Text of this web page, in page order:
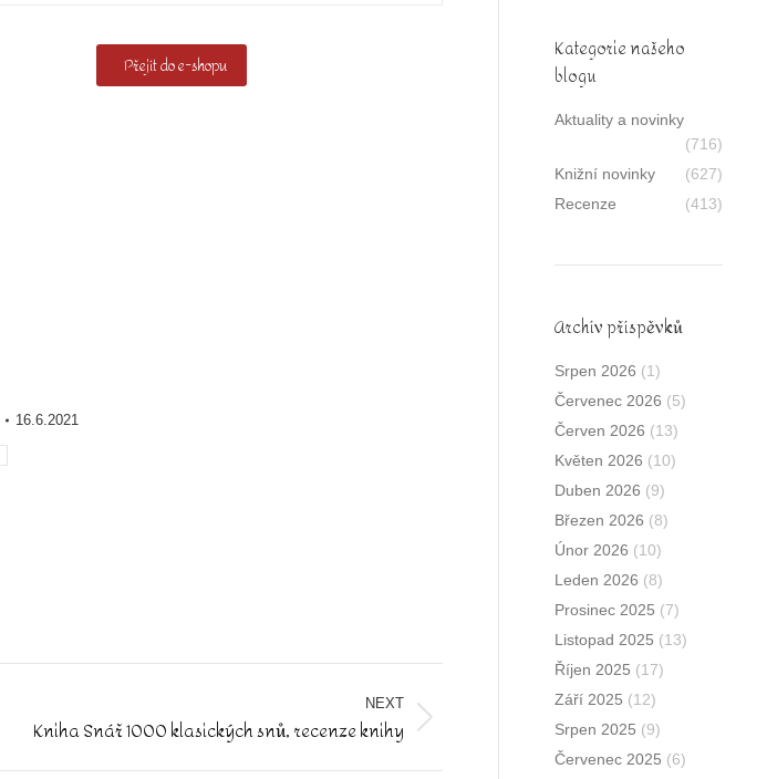
Přejít do e-shopu
16.6.2021
NEXT
Kniha Snář 1000 klasických snů, recenze knihy
Kategorie našeho
blogu
Aktuality a novinky
(716)
Knižní novinky
(627)
Recenze
(413)
Archív příspěvků
Srpen 2026 (1)
Červenec 2026 (5)
Červen 2026 (13)
Květen 2026 (10)
Duben 2026 (9)
Březen 2026 (8)
Únor 2026 (10)
Leden 2026 (8)
Prosinec 2025 (7)
Listopad 2025 (13)
Říjen 2025 (17)
Září 2025 (12)
Srpen 2025 (9)
Červenec 2025 (6)